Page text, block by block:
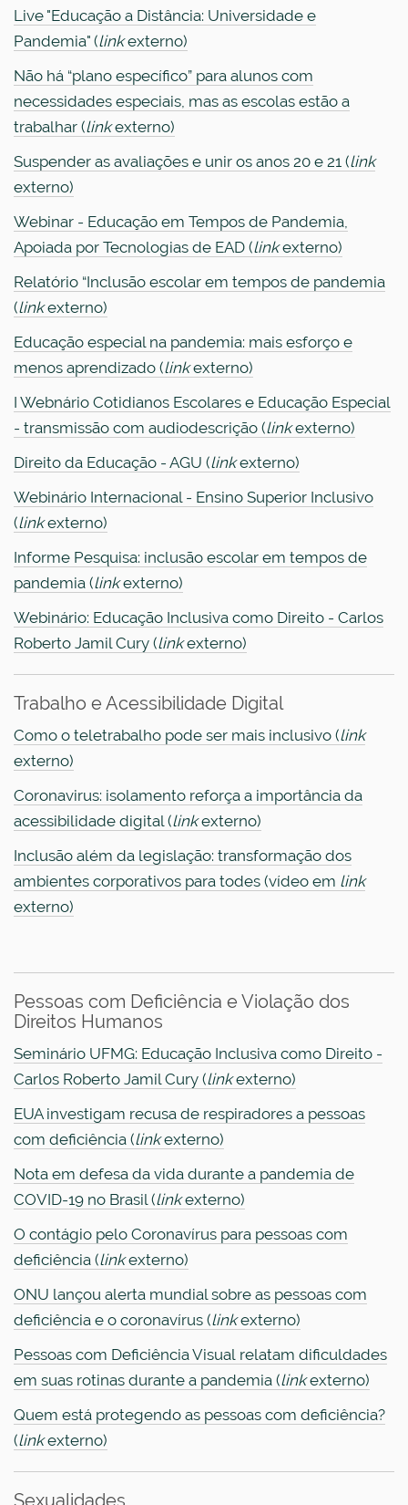
Live "Educação a Distância: Universidade e
Pandemia" (linkexterno)
Não há “plano específico” para alunos com
necessidades especiais, mas as escolas estão a
trabalhar (linkexterno)
Suspender as avaliações e unir os anos 20 e 21 (link
externo)
Webinar - Educação em Tempos de Pandemia,
Apoiada por Tecnologias de EAD (linkexterno)
Relatório “Inclusão escolar em tempos de pandemia
(linkexterno)
Educação especial na pandemia: mais esforço e
menos aprendizado (linkexterno)
I Webnário Cotidianos Escolares e Educação Especial
- transmissão com audiodescrição (linkexterno)
Direito da Educação - AGU (linkexterno)
Webinário Internacional - Ensino Superior Inclusivo
(linkexterno)
Informe Pesquisa: inclusão escolar em tempos de
pandemia (linkexterno)
Webinário: Educação Inclusiva como Direito - Carlos
Roberto Jamil Cury (linkexterno)
Trabalho e Acessibilidade Digital
Como o teletrabalho pode ser mais inclusivo (link
externo)
Coronavirus: isolamento reforça a importância da
acessibilidade digital (linkexterno)
Inclusão além da legislação: transformação dos
ambientes corporativos para todes (vídeo em link
externo)
Pessoas com Deficiência e Violação dos
Direitos Humanos
Seminário UFMG: Educação Inclusiva como Direito -
Carlos Roberto Jamil Cury (linkexterno)
EUA investigam recusa de respiradores a pessoas
com deficiência (linkexterno)
Nota em defesa da vida durante a pandemia de
COVID-19 no Brasil (linkexterno)
O contágio pelo Coronavírus para pessoas com
deficiência (linkexterno)
ONU lançou alerta mundial sobre as pessoas com
deficiência e o coronavírus (linkexterno)
Pessoas com Deficiência Visual relatam dificuldades
em suas rotinas durante a pandemia (linkexterno)
Quem está protegendo as pessoas com deficiência?
(linkexterno)
Sexualidades